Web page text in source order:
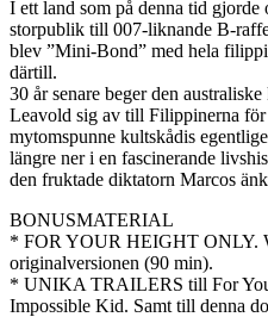
I ett land som på denna tid
storpublik till 007-liknande B-
blev ”Mini-Bond” med hela
därtill.
30 år senare beger den
Leavold sig av till Filippinerna för
mytomspunne kultskådis
längre ner i en fascinerande
den fruktade diktatorn Marcos
BONUSMATERIAL
* FOR YOUR HEIGHT ONLY.
originalversionen (90 min).
* UNIKA TRAILERS till For
Impossible Kid. Samt till denna